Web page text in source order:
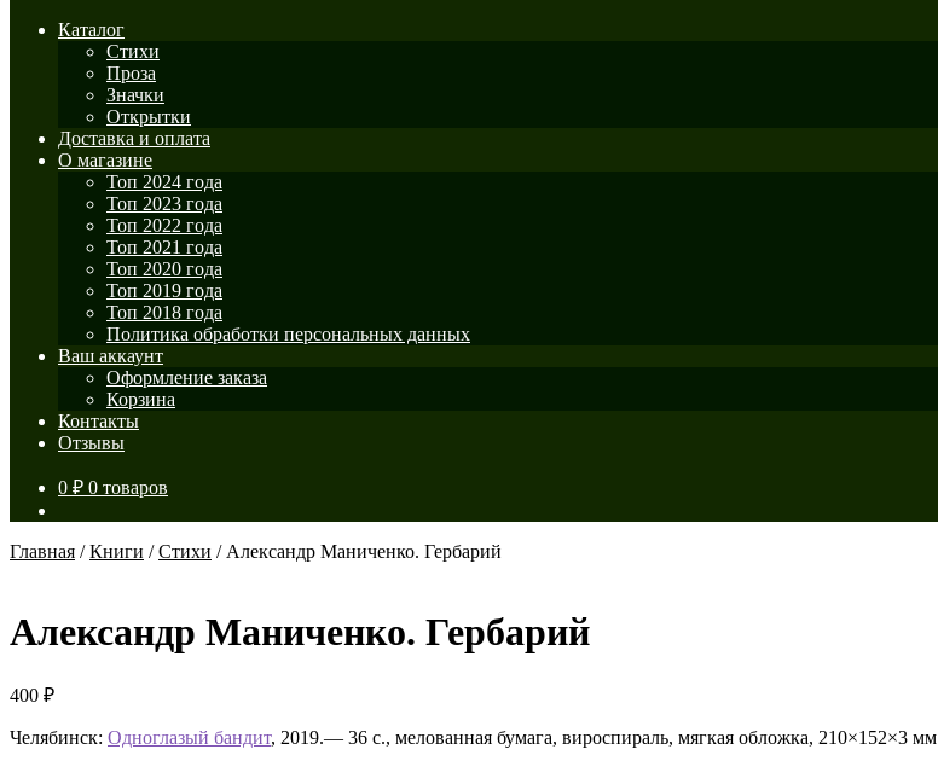
Каталог
Стихи
Проза
Значки
Открытки
Доставка и оплата
О магазине
Топ 2024 года
Топ 2023 года
Топ 2022 года
Топ 2021 года
Топ 2020 года
Топ 2019 года
Топ 2018 года
Политика обработки персональных данных
Ваш аккаунт
Оформление заказа
Корзина
Контакты
Отзывы
0 ₽ 0 товаров
Главная /Книги /Стихи / Александр Маниченко. Гербарий
Александр Маниченко. Гербарий
400 ₽
Челябинск: Одноглазый бандит, 2019.— 36 с., мелованная бумага, вироспираль, мягкая обложка, 210×152×3 мм